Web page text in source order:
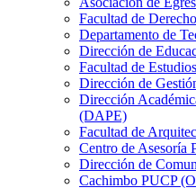
Facultad de
Departamento de
Dirección de
Facultad de
Dirección de
Dirección
(DAPE)
Facultad de
Centro de Asesoría
Dirección de
Cachimbo PUCP